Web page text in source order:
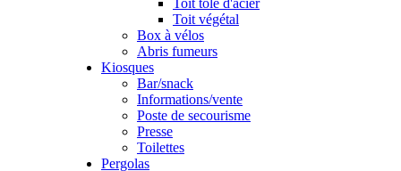
Toit tôle d'acier
Toit végétal
Box à vélos
Abris fumeurs
Kiosques
Bar/snack
Informations/vente
Poste de secourisme
Presse
Toilettes
Pergolas